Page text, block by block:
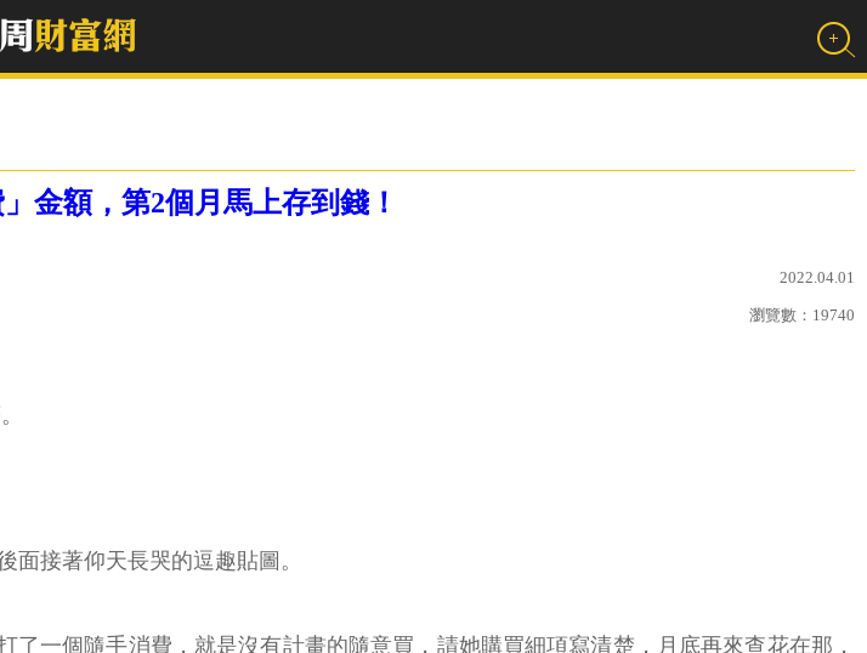
金額，第2個月馬上存到錢！
2022.04.01
瀏覽數： 19740
面接著仰天長哭的逗趣貼圖。
一個隨手消費，就是沒有計畫的隨意買，請她購買細項寫清楚，月底再來查花在那，